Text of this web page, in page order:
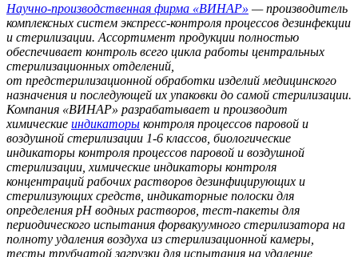
Научно-производственная фирма «ВИНАР» — производитель
комплексных систем экспресс-контроля процессов дезинфекции
и стерилизации. Ассортимент продукции полностью
обеспечивает контроль всего цикла работы центральных
стерилизационных отделений,
от предстерилизационной обработки изделий медицинского
назначения и последующей их упаковки до самой стерилизации.
Компания «ВИНАР» разрабатывает и производит
химические индикаторы контроля процессов паровой и
воздушной стерилизации 1-6 классов, биологические
индикаторы контроля процессов паровой и воздушной
стерилизации, химические индикаторы контроля
концентраций рабочих растворов дезинфицирующих и
стерилизующих средств, индикаторные полоски для
определения рН водных растворов, тест-пакеты для
периодического испытания форвакуумного стерилизатора на
полноту удаления воздуха из стерилизационной камеры,
тесты трубчатой загрузки для испытания на удаление